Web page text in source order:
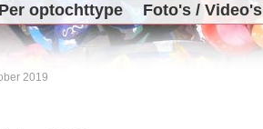
Per optochttype Foto's / Video's
2019